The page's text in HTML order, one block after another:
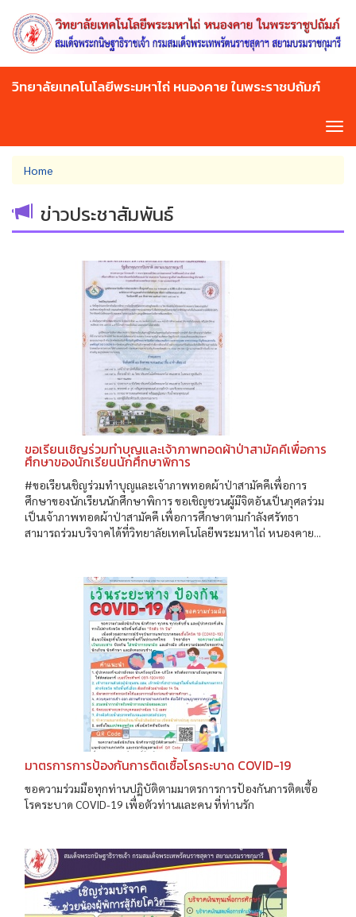
main
content
วิทยาลัยเทคโนโลยีพระมหาไถ่ หนองคาย ในพระราชปถัมภ์
You
are
here
Home
ข่าวประชาสัมพันธ์
ขอเรียนเชิญร่วมทำบุญและเจ้าภาพทอดผ้าป่าสามัคคีเพื่อการ
ศึกษาของนักเรียนนักศึกษาพิการ
#ขอเรียนเชิญร่วมทำบุญและเจ้าภาพทอดผ้าป่าสามัคคีเพื่อการ
ศึกษาของนักเรียนนักศึกษาพิการ ขอเชิญชวนผู้มีจิตอันเป็นกุศลร่วม
เป็นเจ้าภาพทอดผ้าป่าสามัคคี เพื่อการศึกษาตามกำลังศรัทธา
สามารถร่วมบริจาคได้ที่วิทยาลัยเทคโนโลยีพระมหาไถ่ หนองคาย...
มาตรการการป้องกันการติดเซื้อโรคระบาด COVID-19
ขอความร่วมมือทุกท่านปฏิบัติตามมาตรการการป้องกันการติดเซื้อ
โรคระบาด COVID-19 เพื่อตัวท่านและคน ที่ท่านรัก